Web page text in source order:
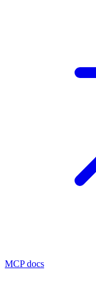
MCP docs